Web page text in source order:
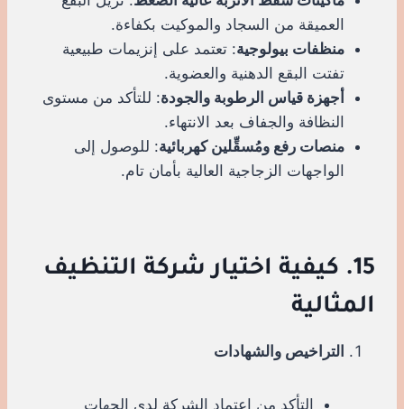
العميقة من السجاد والموكيت بكفاءة.
منظفات بيولوجية: تعتمد على إنزيمات طبيعية
تفتت البقع الدهنية والعضوية.
أجهزة قياس الرطوبة والجودة: للتأكد من مستوى
النظافة والجفاف بعد الانتهاء.
منصات رفع ومُسقِّلين كهربائية: للوصول إلى
الواجهات الزجاجية العالية بأمان تام.
15. كيفية اختيار شركة التنظيف
المثالية
التراخيص والشهادات
التأكد من اعتماد الشركة لدى الجهات